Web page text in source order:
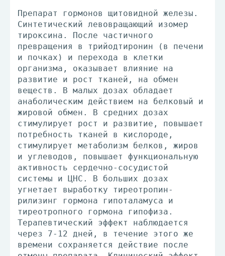
Препарат гормонов щитовидной железы.
Синтетический левовращающий изомер
тироксина. После частичного
превращения в трийодтиронин (в печени
и почках) и перехода в клетки
организма, оказывает влияние на
развитие и рост тканей, на обмен
веществ. В малых дозах обладает
анаболическим действием на белковый и
жировой обмен. В средних дозах
стимулирует рост и развитие, повышает
потребность тканей в кислороде,
стимулирует метаболизм белков, жиров
и углеводов, повышает функциональную
активность сердечно-сосудистой
системы и ЦНС. В больших дозах
угнетает выработку тиреотропин-
рилизинг гормона гипоталамуса и
тиреотропного гормона гипофиза.
Терапевтический эффект наблюдается
через 7-12 дней, в течение этого же
времени сохраняется действие после